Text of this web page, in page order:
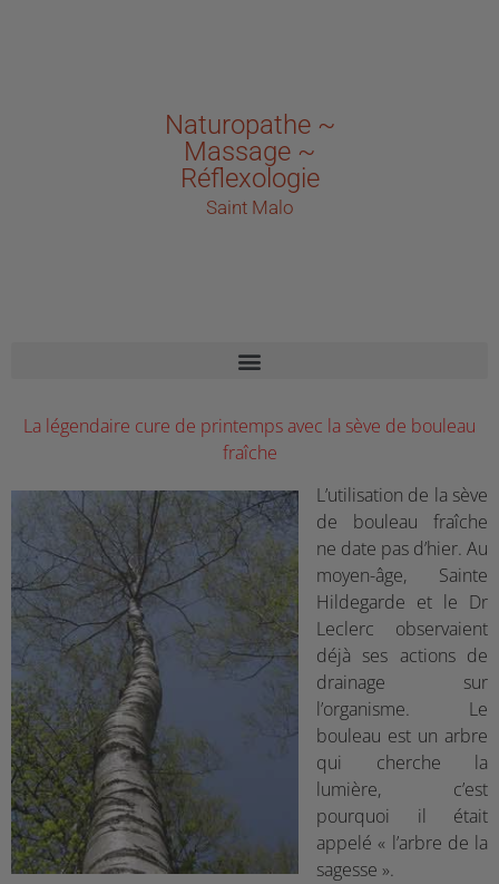
Naturopathe ~
Massage ~
Réflexologie
Saint Malo
La légendaire cure de printemps avec la sève de bouleau
fraîche
L’utilisation de la sève
de bouleau fraîche
ne date pas d’hier. Au
moyen-âge, Sainte
Hildegarde et le Dr
Leclerc observaient
déjà ses actions de
drainage sur
l’organisme. Le
bouleau est un arbre
qui cherche la
lumière, c’est
pourquoi il était
appelé « l’arbre de la
sagesse ».